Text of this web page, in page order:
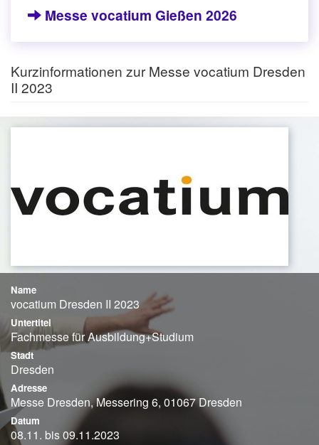
Messe vocatium Gießen 2026
Kurzinformationen zur Messe vocatium Dresden
II 2023
Name
vocatium Dresden II 2023
Untertitel
Fachmesse für Ausbildung+Studium
Stadt
Dresden
Adresse
Messe Dresden, Messering 6, 01067 Dresden
Datum
08.11. bis 09.11.2023